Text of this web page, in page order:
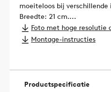
moeiteloos bij
Breedte: 21 cm.
Materiaal lampenkap: glas.
Materiaal lampbeugel: ijzer.
Lengte aansluitkabel:
Strömbrytare: Ja.
Foto met hoge resolutie
Montage-instructies
Productspecificatie